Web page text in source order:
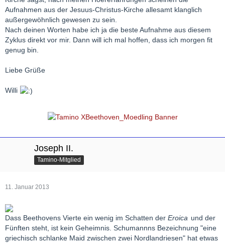
Aufnahmen aus der Jesuus-Christus-Kirche allesamt klanglich
außergewöhnlich gewesen zu sein.
Nach deinen Worten habe ich ja die beste Aufnahme aus diesem
Zyklus direkt vor mir. Dann will ich mal hoffen, dass ich morgen fit
genug bin.
Liebe Grüße
Willi
Joseph II.
Tamino-Mitglied
11. Januar 2013
Dass Beethovens Vierte ein wenig im Schatten der Eroica und der
Fünften steht, ist kein Geheimnis. Schumannns Bezeichnung "eine
griechisch schlanke Maid zwischen zwei Nordlandriesen" hat etwas